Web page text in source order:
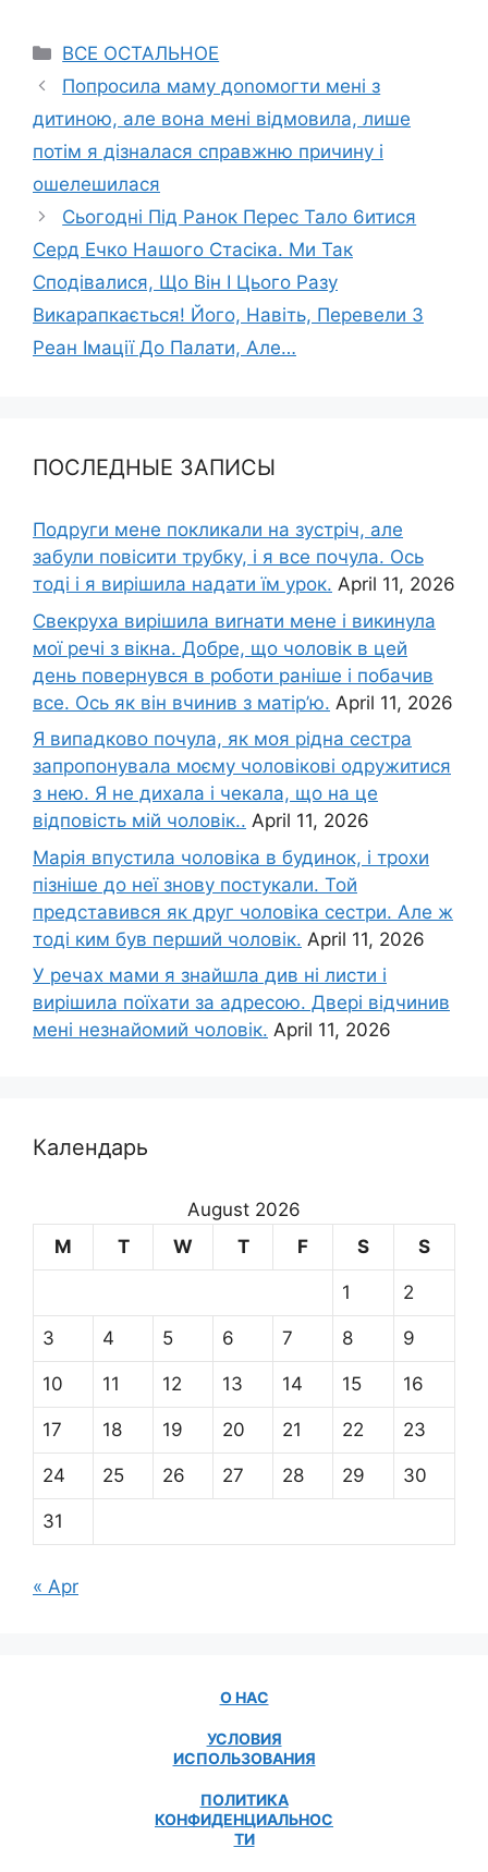
Categories
ВСЕ ОСТАЛЬНОЕ
Попросила маму доnомогти мені з
дитиною, але вона мені відмовила, лише
потім я дізналася справжню причину і
ошелешилася
Сьогодні Під Ранок Перес Тало 6итися
Серд Ечко Нашого Стасіка. Ми Так
Сподівалися, Що Він І Цього Разу
Викарапкається! Його, Навіть, Перевели З
Реан Імації До Палати, Але…
ПОСЛЕДНЫЕ ЗАПИСЫ
Подруги мене покликали на зустріч, але
забули повісити трубку, і я все почула. Ось
тоді і я вирішила надати їм урок. April 11, 2026
Свекруха вирішила виrнати мене і викинула
мої речі з вікна. Добре, що чоловік в цей
день повернувся в роботи раніше і побачив
все. Ось як він вчинив з матір’ю. April 11, 2026
Я випадково почула, як моя рідна сестра
запропонувала моєму чоловікові одружитися
з нею. Я не дихала і чекала, що на це
відповість мій чоловік.. April 11, 2026
Марія впустила чоловіка в будинок, і трохи
пізніше до неї знову постукали. Той
представився як друг чоловіка сестри. Але ж
тоді ким був перший чоловік. April 11, 2026
У речах мами я знайшла див ні листи і
вирішила поїхати за адресою. Двері відчинив
мені незнайомий чоловік. April 11, 2026
Календарь
August 2026
M
T W T F S S
1 2
3 4 5 6 7 8 9
10 11 12 13 14 15 16
17 18 19 20 21 22 23
24 25 26 27 28 29 30
31
« Apr
О НАС
УСЛОВИЯ
ИСПОЛЬЗОВАНИЯ
ПОЛИТИКА
КОНФИДЕНЦИАЛЬНОС
ТИ